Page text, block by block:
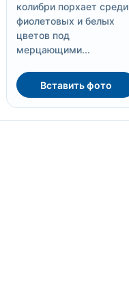
колибри порхает среди
фиолетовых и белых
цветов под
мерцающими...
Вставить фото